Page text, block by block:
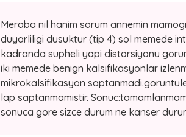
Meraba nil hanim sorum annemin
duyarliligi dusuktur (tip 4) sol memede
kadranda supheli yapi distorsiyonu
iki memede benign kalsifikasyonlar
mikrokalsifikasyon
lap saptanmamistir.
sonuca gore sizce durum ne kanser